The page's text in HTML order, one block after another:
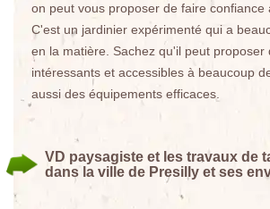
on peut vous proposer de faire confiance
C'est un jardinier expérimenté qui a
en la matière. Sachez qu'il peut proposer
intéressants et accessibles à beaucoup
aussi des équipements efficaces.
VD paysagiste et les travaux de
dans la ville de Presilly et ses